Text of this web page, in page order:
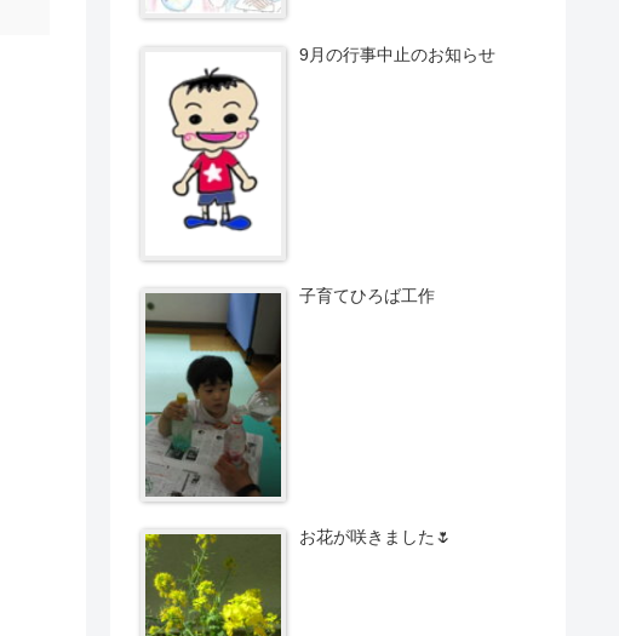
9月の行事中止のお知らせ
子育てひろば工作
お花が咲きました🌷